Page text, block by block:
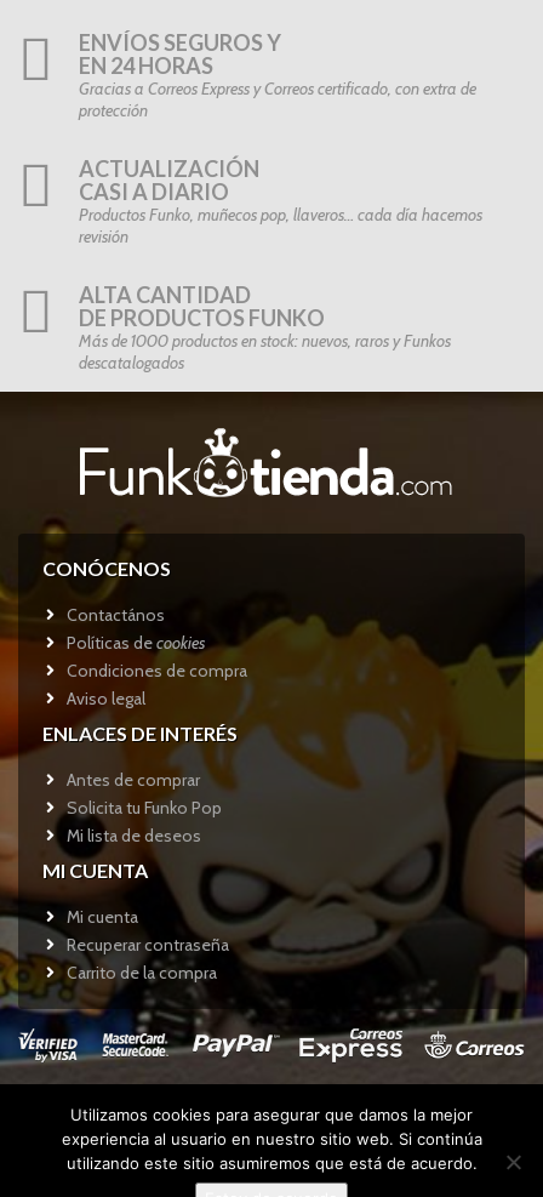
ENVÍOS SEGUROS Y
EN 24 HORAS
Gracias a Correos Express y Correos certificado, con extra de
protección
ACTUALIZACIÓN
CASI A DIARIO
Productos Funko, muñecos pop, llaveros… cada día hacemos
revisión
ALTA CANTIDAD
DE PRODUCTOS FUNKO
Más de 1000 productos en stock: nuevos, raros y Funkos
descatalogados
CONÓCENOS
Contactános
Políticas decookies
Condiciones de compra
Aviso legal
ENLACES DE INTERÉS
Antes de comprar
Solicita tu Funko Pop
Mi lista de deseos
MI CUENTA
Mi cuenta
Recuperar contraseña
Carrito de la compra
Copyright © 2017Funkotienda.com - Todos los derechos
reservados.
Utilizamos cookies para asegurar que damos la mejor
experiencia al usuario en nuestro sitio web. Si continúa
utilizando este sitio asumiremos que está de acuerdo.